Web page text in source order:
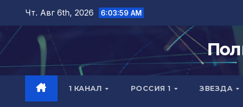
Перейти
содержимому
Чт. Авг 6th, 2026 6:04:00 AM
1 КАНАЛ РОССИЯ 1 ЗВЕЗДА